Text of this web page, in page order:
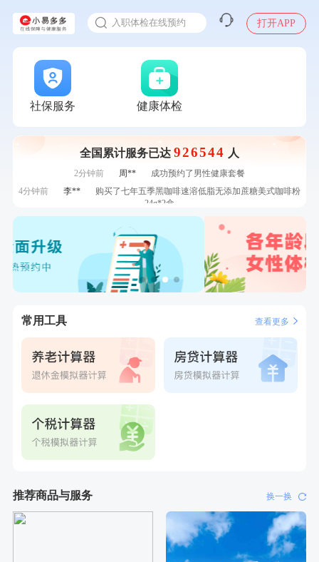
入职体检在线预约
打开APP
社保服务 健康体检
全国累计服务已达 926544 人
7分钟前 陆**
购买了固本堂阿胶糕传统口味400g
7分钟前
侯**
购买了汤臣倍健水飞蓟葛根丹参片（护肝片）1.02g*120片
刚刚
张**
成功预约了心脏病套餐
成功预约了心脏病套餐
成功预约了青年白领男套餐
成功预约了青年白领男套餐
2分钟前
林**
成功预约糖尿病强化体检套餐
2分钟前
周**
成功预约了男性健康套餐
4分钟前
李**
购买了七年五季黑咖啡速溶低脂无添加蔗糖美式咖啡粉
24g*2盒
叶**
成功预约了女性防癌筛查套餐
江**
成功预约了标准套餐（男）
7分钟前
陆**
购买了固本堂阿胶糕传统口味400g
购买了汤臣倍健水飞蓟葛根丹参片（护肝片）1.02g*120片
常用工具 查看更多
推荐商品与服务 换一换